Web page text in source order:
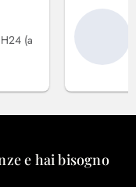
(a
e hai bisogno